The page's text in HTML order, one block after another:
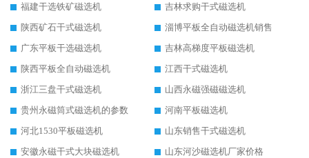
福建干选铁矿磁选机
吉林求购干式磁选机
陕西矿石干式磁选机
淄博平板全自动磁选机销售
广东平板干选磁选机
吉林高梯度平板磁选机
陕西平板全自动磁选机
江西干式磁选机
浙江三盘干式磁选机
山西永磁强磁磁选机
贵州永磁筒式磁选机的参数
河南平板磁选机
河北1530平板磁选机
山东销售干式磁选机
安徽永磁干式大块磁选机
山东河沙磁选机厂家价格